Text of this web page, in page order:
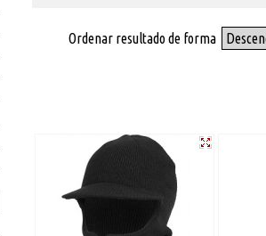
Ordenar resultado de forma